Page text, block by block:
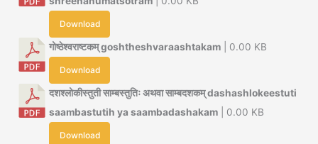
Download
गोष्ठेश्वराष्टकम् goshtheshvaraashtakam | 0.00 KB
Download
दशश्लोकीस्तुती साम्बस्तुतिः अथवा साम्बदशकम् dashashlokeestuti
saambastutih ya saambadashakam | 0.00 KB
Download